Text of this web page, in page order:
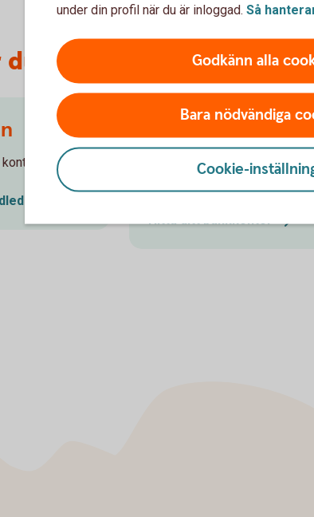
e-bokföring Enskild
vi dig.
Välkommen till ett av våra
under din profil när du är inloggad. Så
Godkänn alla
Bara nödvändiga
Cookie-